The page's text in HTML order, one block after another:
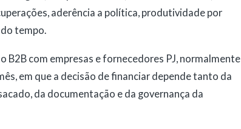
aderência a política, produtividade por
tempo.
B2B com empresas e fornecedores PJ, normalmente
em que a decisão de financiar depende tanto da
da documentação e da governança da